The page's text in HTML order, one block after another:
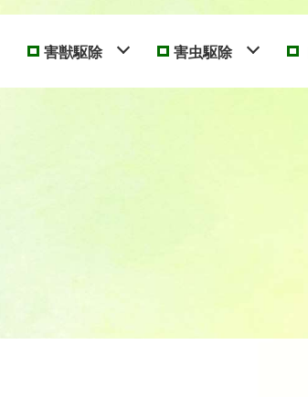
害獣駆除 害虫駆除